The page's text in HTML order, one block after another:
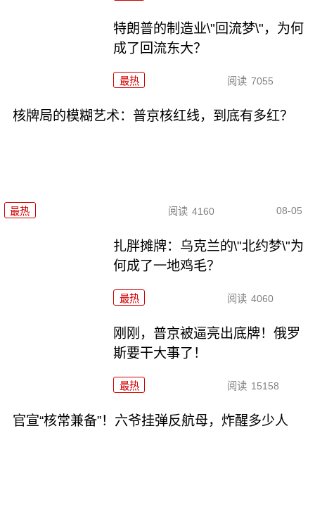
特朗普的制造业\"回流梦\"，为何
成了回流东大？
最热 阅读 7055
核牌局的模糊艺术：普京核红线，到底有多红？
最热 阅读 4160 08-05
扎胖摊牌：乌克兰的\"北约梦\"为
何成了一地鸡毛？
最热 阅读 4060
刚刚，普京被逼亮出底牌！俄罗
斯要干大事了！
最热 阅读 15158
官宣“核常兼备”！六爷挂弹反航母，炸醒多少人